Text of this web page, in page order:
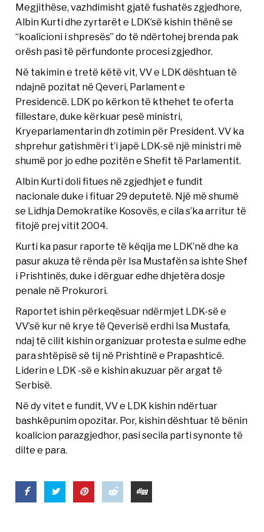
Megjithëse, vazhdimisht gjatë fushatës zgjedhore,
Albin Kurti dhe zyrtarët e LDK’së kishin thënë se
“koalicioni i shpresës” do të ndërtohej brenda pak
orësh pasi të përfundonte procesi zgjedhor.
Në takimin e tretë këtë vit, VV e LDK dështuan të
ndajnë pozitat në Qeveri, Parlament e
Presidencë. LDK po kërkon të kthehet te oferta
fillestare, duke kërkuar pesë ministri,
Kryeparlamentarin dh zotimin për President. VV ka
shprehur gatishmëri t’i japë LDK-së një ministri më
shumë por jo edhe pozitën e Shefit të Parlamentit.
Albin Kurti doli fitues në zgjedhjet e fundit
nacionale duke i fituar 29 deputetë. Një më shumë
se Lidhja Demokratike Kosovës, e cila s’ka arritur të
fitojë prej vitit 2004.
Kurti ka pasur raporte të këqija me LDK’në dhe ka
pasur akuza të rënda për Isa Mustafën sa ishte Shef
i Prishtinës, duke i dërguar edhe dhjetëra dosje
penale në Prokurori.
Raportet ishin përkeqësuar ndërmjet LDK-së e
VV’së kur në krye të Qeverisë erdhi Isa Mustafa,
ndaj të cilit kishin organizuar protesta e sulme edhe
para shtëpisë së tij në Prishtinë e Prapashticë.
Liderin e LDK -së e kishin akuzuar për argat të
Serbisë.
Në dy vitet e fundit, VV e LDK kishin ndërtuar
bashkëpunim opozitar. Por, kishin dështuar të bënin
koalicion parazgjedhor, pasi secila parti synonte të
dilte e para.